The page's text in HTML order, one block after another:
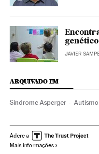
JAVIER
ARQUIVADO EM
Síndrome Asperger Autismo
Doenças Medicina Saúde
Adere a
Mais informações